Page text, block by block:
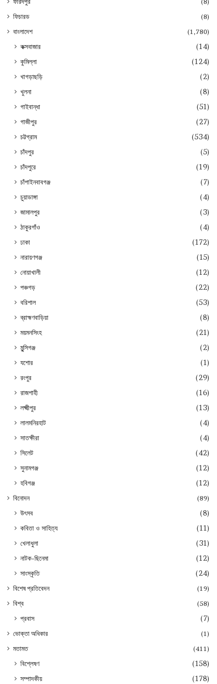
ফরিদপুর
(8)
ফিচারড
(8)
বাংলাদেশ
(1,780)
কক্সবাজার
(14)
কুমিল্লা
(124)
খাগড়াছড়ি
(2)
খুলনা
(8)
গাইবান্ধা
(51)
গাজীপুর
(27)
চট্টগ্রাম
(534)
চাঁদপুর
(5)
চাঁদপুরে
(19)
চাঁপাইনবাবগঞ্জ
(7)
চুয়াডাঙ্গা
(4)
জামালপুর
(3)
ঠাকুরগাঁও
(4)
ঢাকা
(172)
নারায়ণগঞ্জ
(15)
নোয়াখালী
(12)
পঞ্চগড়
(22)
বরিশাল
(53)
ব্রাহ্মণবাড়িয়া
(8)
ময়মনসিংহ
(21)
মুন্সিগঞ্জ
(2)
যশোর
(1)
রংপুর
(29)
রাজশাহী
(16)
লক্ষ্মীপুর
(13)
লালমনিরহাট
(4)
সাতক্ষীরা
(4)
সিলেট
(42)
সুনামগঞ্জ
(12)
হবিগঞ্জ
(12)
বিনোদন (89)
উৎসব
(8)
কবিতা ও সাহিত্য
(11)
খেলাধুলা
(31)
নাটক-ছিনেমা
(12)
সাংস্কৃতি
(24)
বিশেষ প্রতিবেদন
(19)
বিশ্ব
(58)
প্রবাস (7)
ভোক্তা অধিকার
(1)
মতামত
(411)
বিশ্লেষণ
(158)
সম্পাদকীয়
(178)